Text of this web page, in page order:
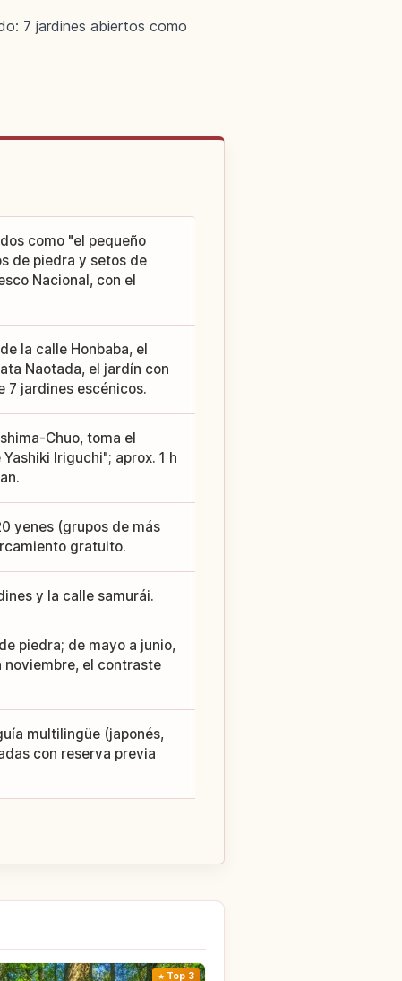
7 jardines abiertos como
como "el pequeño
de piedra y setos de
Nacional, con el
la calle Honbaba, el
Naotada, el jardín con
7 jardines escénicos.
Chuo, toma el
Iriguchi"; aprox. 1 h
yenes (grupos de más
gratuito.
y la calle samurái.
piedra; de mayo a junio,
noviembre, el contraste
multilingüe (japonés,
con reserva previa
Top 3